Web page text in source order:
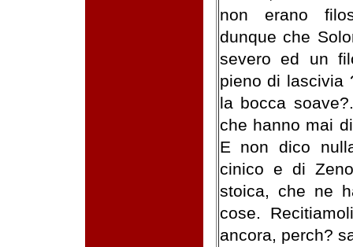
non erano
dunque che
severo ed un
pieno di lascivia
la bocca
che hanno mai
E non dico
cinico e di
stoica, che ne
cose.
ancora, perch?